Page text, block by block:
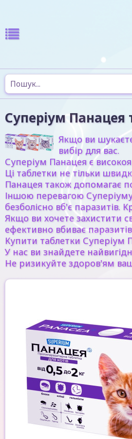
Суперіум Панацея
Якщо ви
вибір для вас.
Суперіум Панацея є
Ці таблетки не тільки
Панацея також допомагає
Іншою перевагою
безболісно вб'є паразитів.
Якщо ви хочете захистити
ефективно вбиває
Купити таблетки Суперіум
У нас ви знайдете
Не ризикуйте здоров'ям